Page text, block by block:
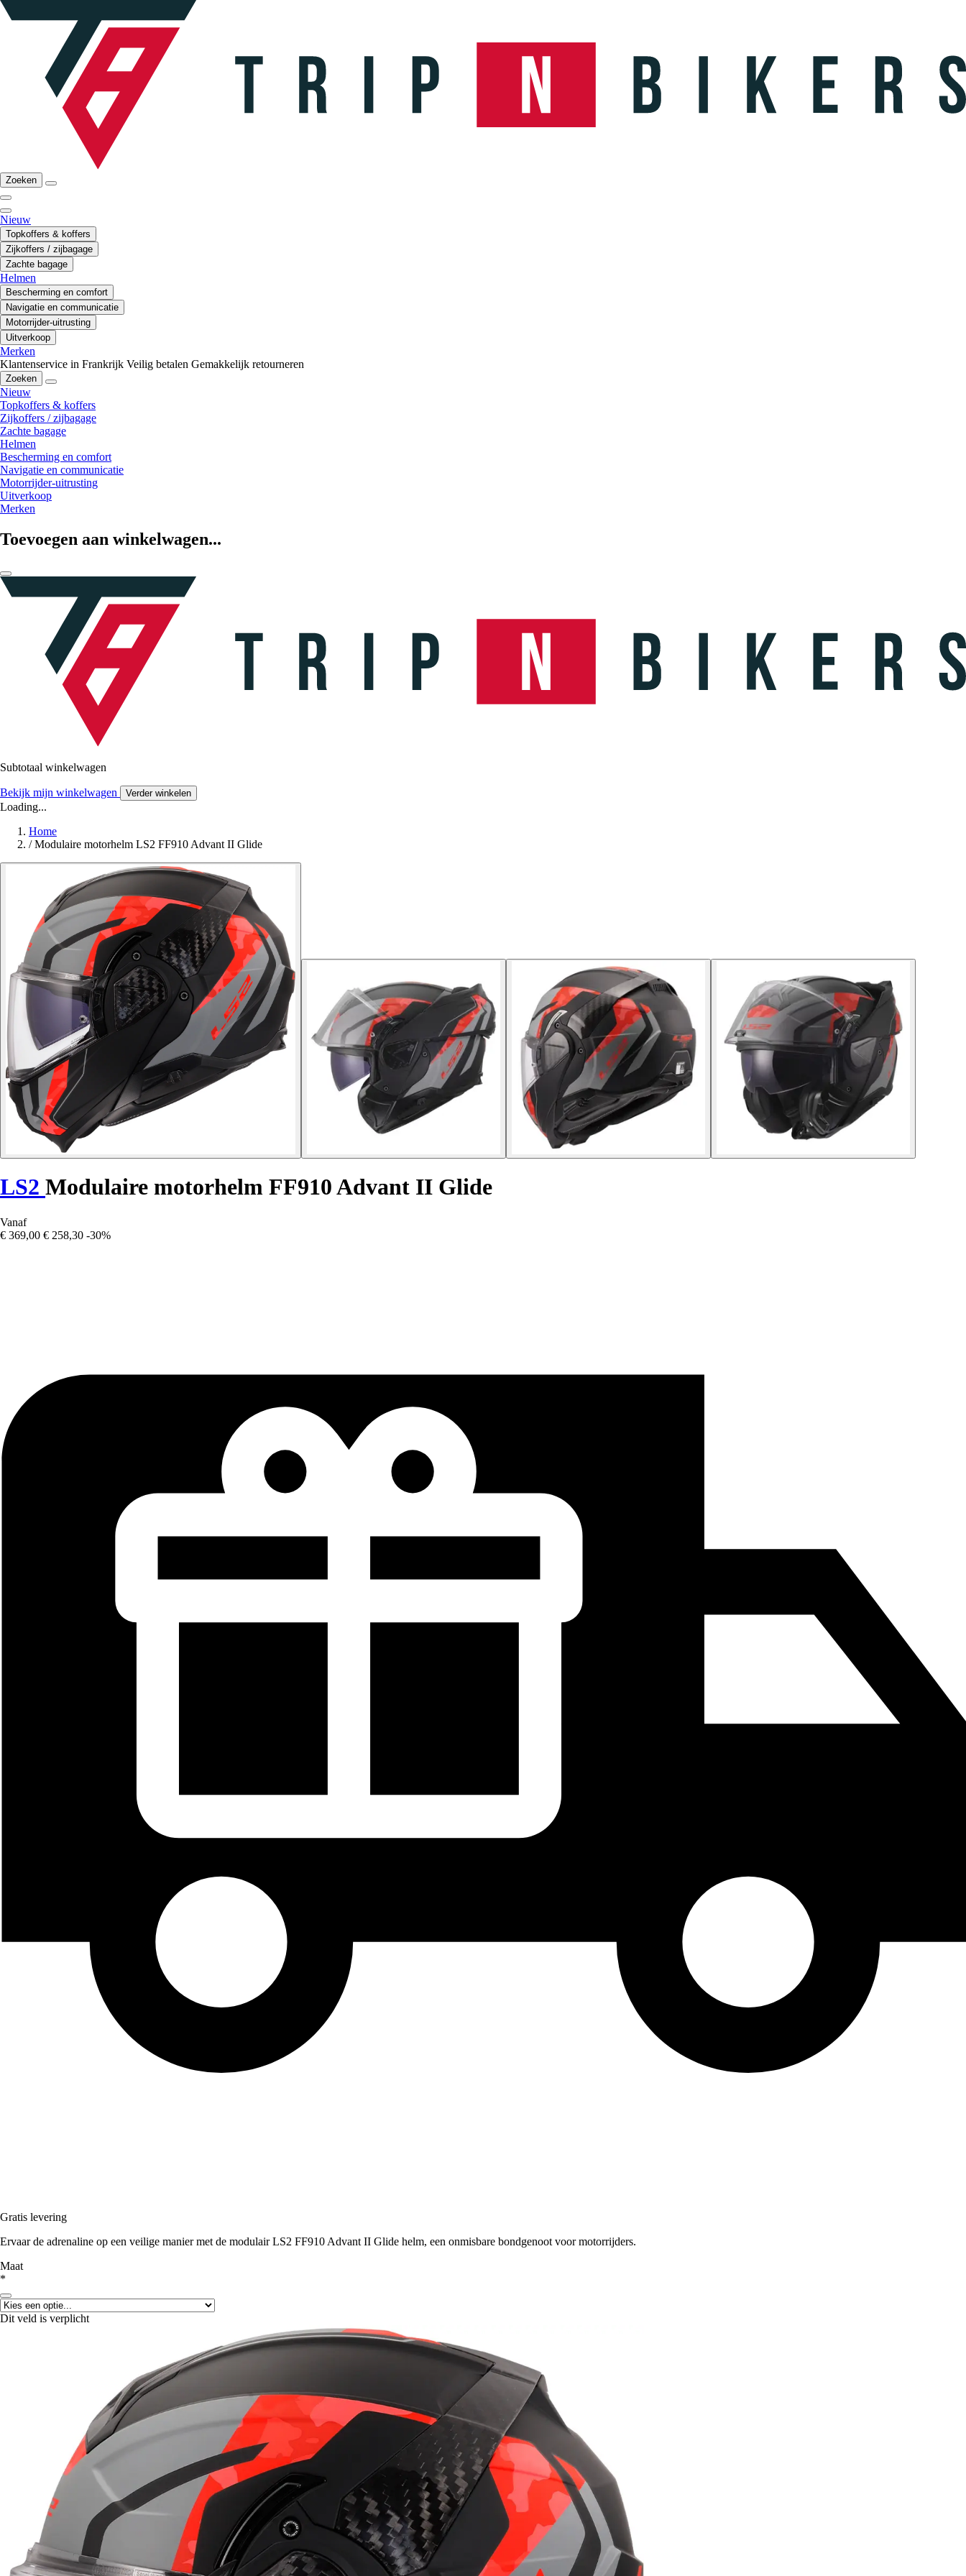
Zoeken
Nieuw
Topkoffers & koffers
Zijkoffers / zijbagage
Zachte bagage
Helmen
Bescherming en comfort
Navigatie en communicatie
Motorrijder-uitrusting
Uitverkoop
Merken
Klantenservice in Frankrijk Veilig betalen Gemakkelijk retourneren
Zoeken
Nieuw
Topkoffers & koffers
Zijkoffers / zijbagage
Zachte bagage
Helmen
Bescherming en comfort
Navigatie en communicatie
Motorrijder-uitrusting
Uitverkoop
Merken
Toevoegen aan winkelwagen...
Subtotaal winkelwagen
Bekijk mijn winkelwagen Verder winkelen
Loading...
Home
/ Modulaire motorhelm LS2 FF910 Advant II Glide
LS2 Modulaire motorhelm FF910 Advant II Glide
Vanaf
€ 369,00 € 258,30 -30%
Gratis levering
Ervaar de adrenaline op een veilige manier met de modulair LS2 FF910 Advant II Glide helm, een onmisbare bondgenoot voor motorrijders.
Maat
*
Dit veld is verplicht